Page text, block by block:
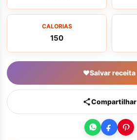
CALORIAS
150
♥Salvar receita
Compartilhar